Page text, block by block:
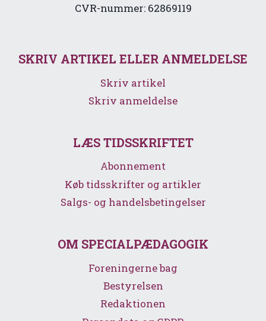
CVR-nummer: 62869119
SKRIV ARTIKEL ELLER ANMELDELSE
Skriv artikel
Skriv anmeldelse
LÆS TIDSSKRIFTET
Abonnement
Køb tidsskrifter og artikler
Salgs- og handelsbetingelser
OM SPECIALPÆDAGOGIK
Foreningerne bag
Bestyrelsen
Redaktionen